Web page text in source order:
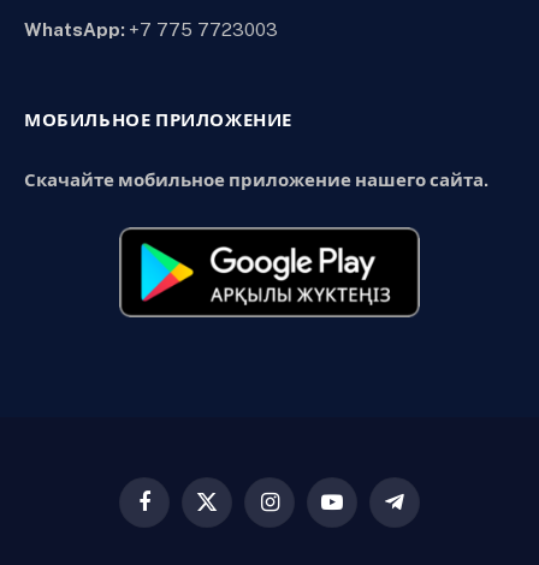
WhatsApp: +7 775 7723003
МОБИЛЬНОЕ ПРИЛОЖЕНИЕ
Скачайте мобильное приложение нашего сайта.
Facebook
X
InstagramYouTubeTelegram